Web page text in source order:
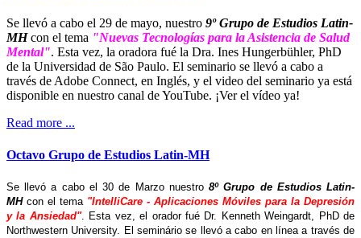
Se llevó a cabo el 29 de mayo, nuestro 9º Grupo de Estudios Latin-
MHcon el tema "Nuevas Tecnologías para la Asistencia de Salud
Mental". Esta vez, la oradora fué la Dra. Ines Hungerbühler, PhD
de la Universidad de São Paulo. El seminario se llevó a cabo a
través de Adobe Connect, en Inglés, y el video del seminario ya está
disponible en nuestro canal de YouTube. ¡Ver el vídeo ya!
Read more ...
Octavo Grupo de Estudios Latin-MH
Se llevó a cabo el 30 de Marzo nuestro8º Grupo de Estudios Latin-
MHcon el tema "IntelliCare - Aplicaciones Móviles para la Depresión
y la Ansiedad". Esta vez, el orador fué Dr. Kenneth Weingardt, PhD de
Northwestern University. El seminário se llevó a cabo en línea a través de